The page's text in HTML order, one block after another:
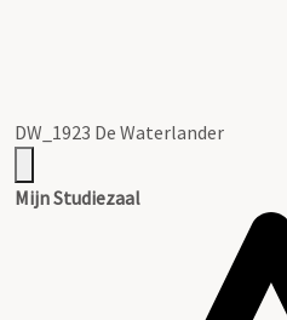
DW_1923 De Waterlander
Mijn Studiezaal